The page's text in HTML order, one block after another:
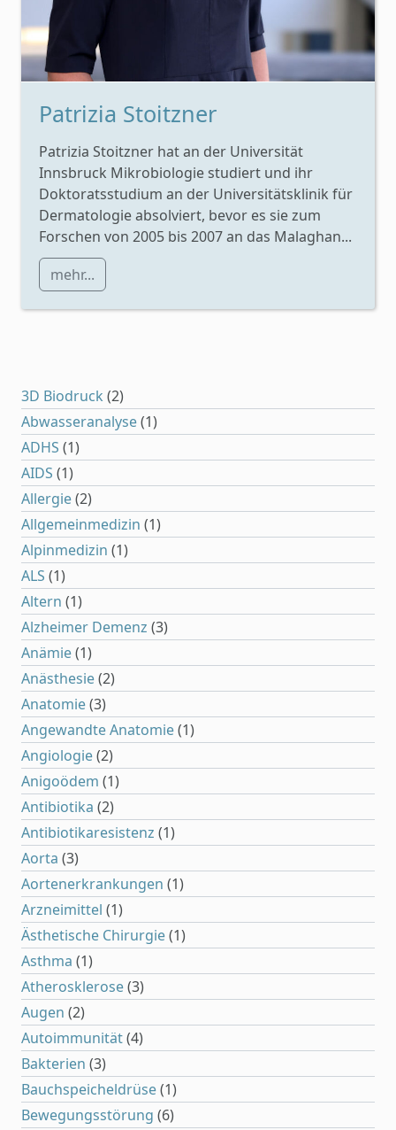
Patrizia Stoitzner
Patrizia Stoitzner hat an der Universität
Innsbruck Mikrobiologie studiert und ihr
Doktoratsstudium an der Universitätsklinik für
Dermatologie absolviert, bevor es sie zum
Forschen von 2005 bis 2007 an das Malaghan...
mehr...
3D Biodruck (2)
Abwasseranalyse(1)
ADHS (1)
AIDS (1)
Allergie(2)
Allgemeinmedizin (1)
Alpinmedizin (1)
ALS (1)
Altern (1)
Alzheimer Demenz (3)
Anämie(1)
Anästhesie(2)
Anatomie(3)
Angewandte Anatomie(1)
Angiologie(2)
Anigoödem (1)
Antibiotika (2)
Antibiotikaresistenz (1)
Aorta (3)
Aortenerkrankungen (1)
Arzneimittel (1)
Ästhetische Chirurgie(1)
Asthma (1)
Atherosklerose(3)
Augen (2)
Autoimmunität(4)
Bakterien (3)
Bauchspeicheldrüse(1)
Bewegungsstörung (6)